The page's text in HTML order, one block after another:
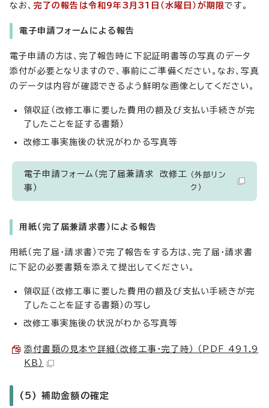
なお、 完了の報告は令和9年3月31日（水曜日）が期限です。
電子申請フォームによる報告
電子申請の方は、完了報告時に下記証明書等の写真のデータ
添付が必要となりますので、事前にご準備ください。なお、写真
のデータは内容が確認できるよう鮮明な画像としてください。
領収証（改修工事に要した費用の額及び支払い手続きが完
了したことを証する書類）
改修工事実施後の状況がわかる写真等
電子申請フォーム（完了届兼請求 改修工
事）
（外部リン
ク）
用紙（完了届兼請求書）による報告
用紙（完了届・請求書）で完了報告をする方は、完了届・請求書
に下記の必要書類を添えて提出してください。
領収証（改修工事に要した費用の額及び支払い手続きが完
了したことを証する書類）の写し
改修工事実施後の状況がわかる写真等
添付書類の見本や詳細（改修工事・完了時） （PDF 491.9
KB）
(5) 補助金額の確定